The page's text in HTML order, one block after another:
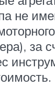
не
за